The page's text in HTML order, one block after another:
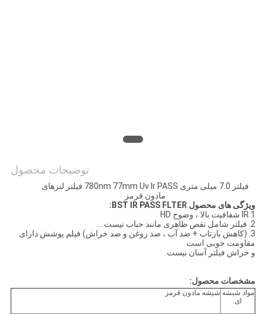
توضیحات محصول
فیلتر 7.0 میلی متری 780nm 77mm Uv Ir PASS فیلتر لنزهای
مادون قرمز
ویژگی های محصول BST IR PASS FLTER:
1.IR شفافیت بالا ، وضوح HD
2. فیلتر شامل نقص ظاهری مانند حباب نیست ...
3. (کاهش بازتاب + ضد آب ، ضد روغن و ضد خراش) فیلم پوشش دارای
مقاومت خوبی است
و خراش فیلتر آسان نیست.
مشخصات محصول:
مواد شیشه
ای
شیشه مادون قرمز